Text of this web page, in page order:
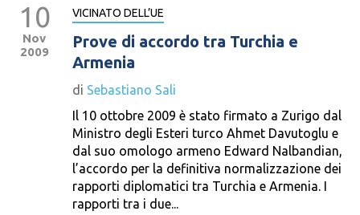
10
Nov
2009
VICINATO DELL’UE
Prove di accordo tra Turchia e
Armenia
di Sebastiano Sali
Il 10 ottobre 2009 è stato firmato a Zurigo dal
Ministro degli Esteri turco Ahmet Davutoglu e
dal suo omologo armeno Edward Nalbandian,
l’accordo per la definitiva normalizzazione dei
rapporti diplomatici tra Turchia e Armenia. I
rapporti tra i due...